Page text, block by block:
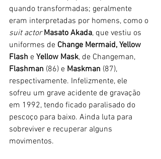
quando transformadas; geralmente
eram interpretadas por homens, como o
suit actor Masato Akada, que vestiu os
uniformes de Change Mermaid, Yellow
Flash e Yellow Mask, de Changeman,
Flashman (86) e Maskman (87),
respectivamente. Infelizmente, ele
sofreu um grave acidente de gravação
em 1992, tendo ficado paralisado do
pescoço para baixo. Ainda luta para
sobreviver e recuperar alguns
movimentos.